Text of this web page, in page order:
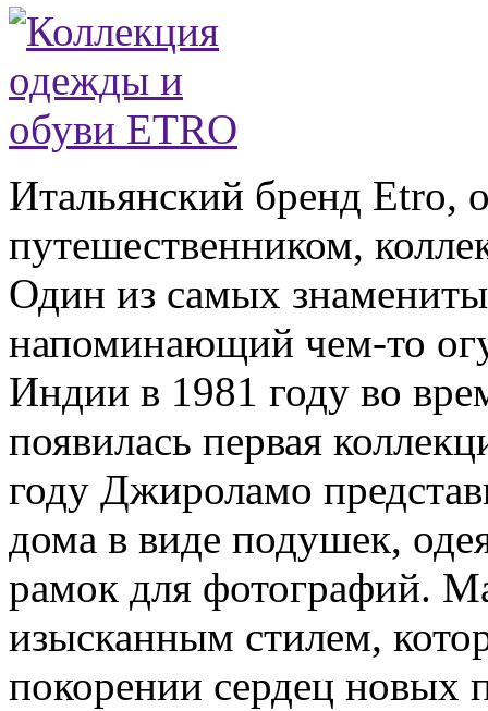
Итальянский бренд Etro,
путешественником,
Один из самых
напоминающий чем-то
Индии в 1981 году во
появилась первая
году Джироламо
дома в виде подушек,
рамок для фотографий.
изысканным стилем,
покорении сердец новых